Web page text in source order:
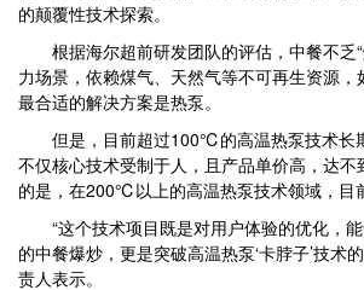
的颠覆性技术探索。
根据海尔超前研发团队的评估，中餐不乏“
力场景，依赖煤气、天然气等不可再生资源，
最合适的解决方案是热泵。
但是，目前超过100℃的高温热泵技术长
不仅核心技术受制于人，且产品单价高，达
的是，在200℃以上的高温热泵技术领域，目
“这个技术项目既是对用户体验的优化，
的中餐爆炒，更是突破高温热泵‘卡脖子’技术
责人表示。